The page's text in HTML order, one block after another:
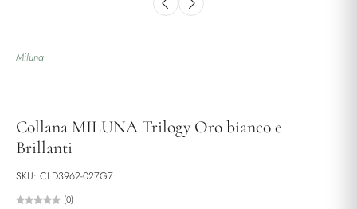
Miluna
Collana MILUNA Trilogy Oro bianco e
Brillanti
SKU: CLD3962-027G7
(0)